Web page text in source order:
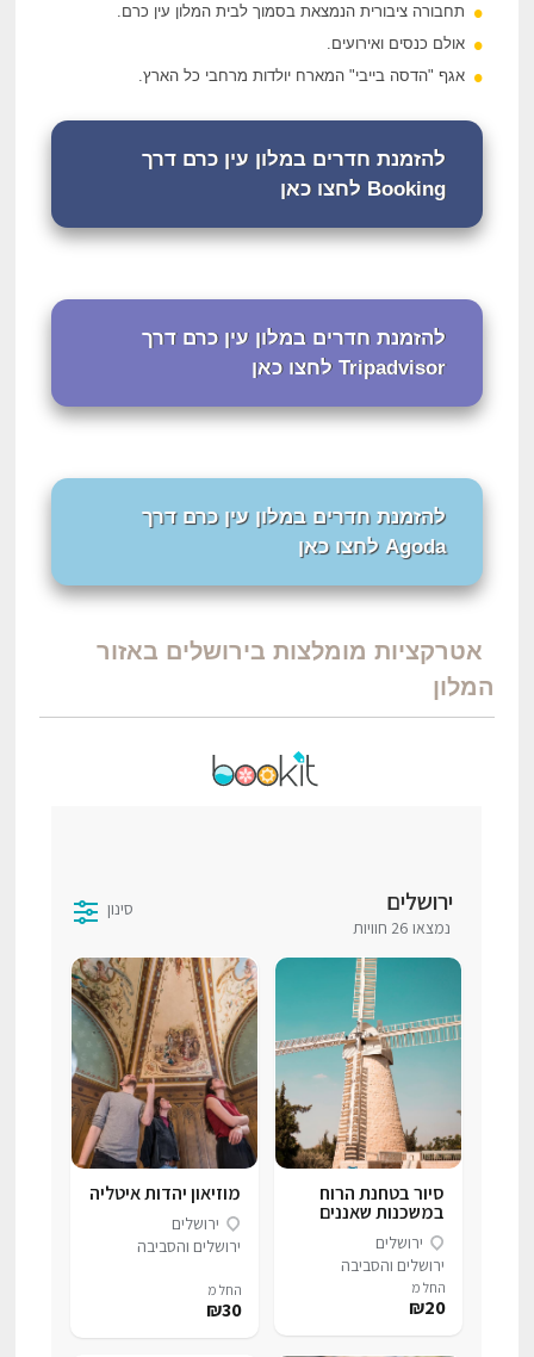
תחבורה ציבורית הנמצאת בסמוך לבית המלון עין כרם.
אולם כנסים ואירועים.
אגף "הדסה בייבי" המארח יולדות מרחבי כל הארץ.
להזמנת חדרים במלון עין כרם דרך
Booking לחצו כאן
להזמנת חדרים במלון עין כרם דרך
Tripadvisor לחצו כאן
להזמנת חדרים במלון עין כרם דרך
Agoda לחצו כאן
אטרקציות מומלצות בירושלים באזור
המלון